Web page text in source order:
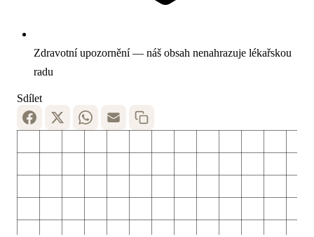
Zdravotní upozornění — náš obsah nenahrazuje lékařskou
radu
Sdílet